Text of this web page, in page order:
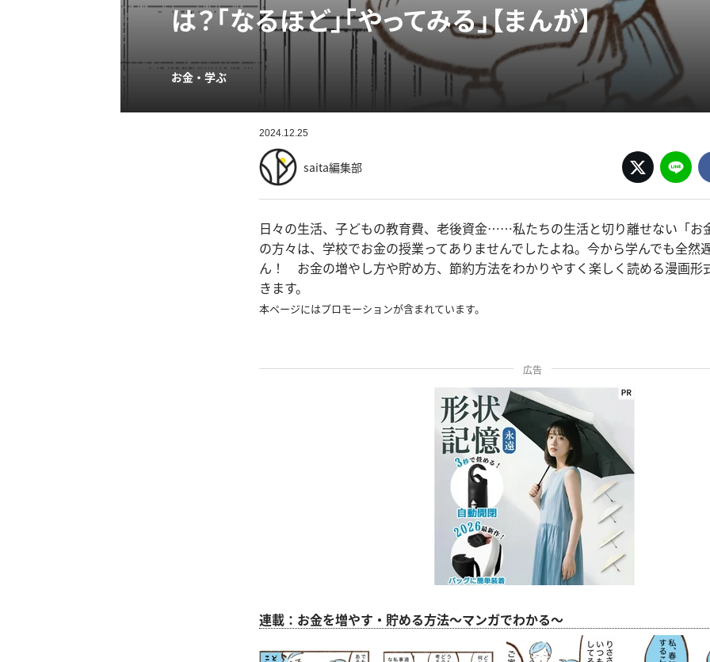
は？「なるほど」「やってみる」【まんが】
お金・学ぶ
2024.12.25
saita編集部
日々の生活、子どもの教育費、老後資金……私たちの生活と切り離せない「お
の方々は、学校でお金の授業ってありませんでしたよね。今から学んでも全然
ん！ お金の増やし方や貯め方、節約方法をわかりやすく楽しく読める漫画形
きます。
本ページにはプロモーションが含まれています。
広告
連載：お金を増やす・貯める方法～マンガでわかる～